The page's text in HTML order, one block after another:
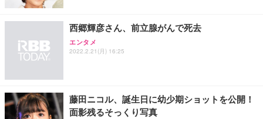
西郷輝彦さん、前立腺がんで死去
エンタメ
2022.2.21(月) 16:25
藤田ニコル、誕生日に幼少期ショットを公開！
面影残るそっくり写真